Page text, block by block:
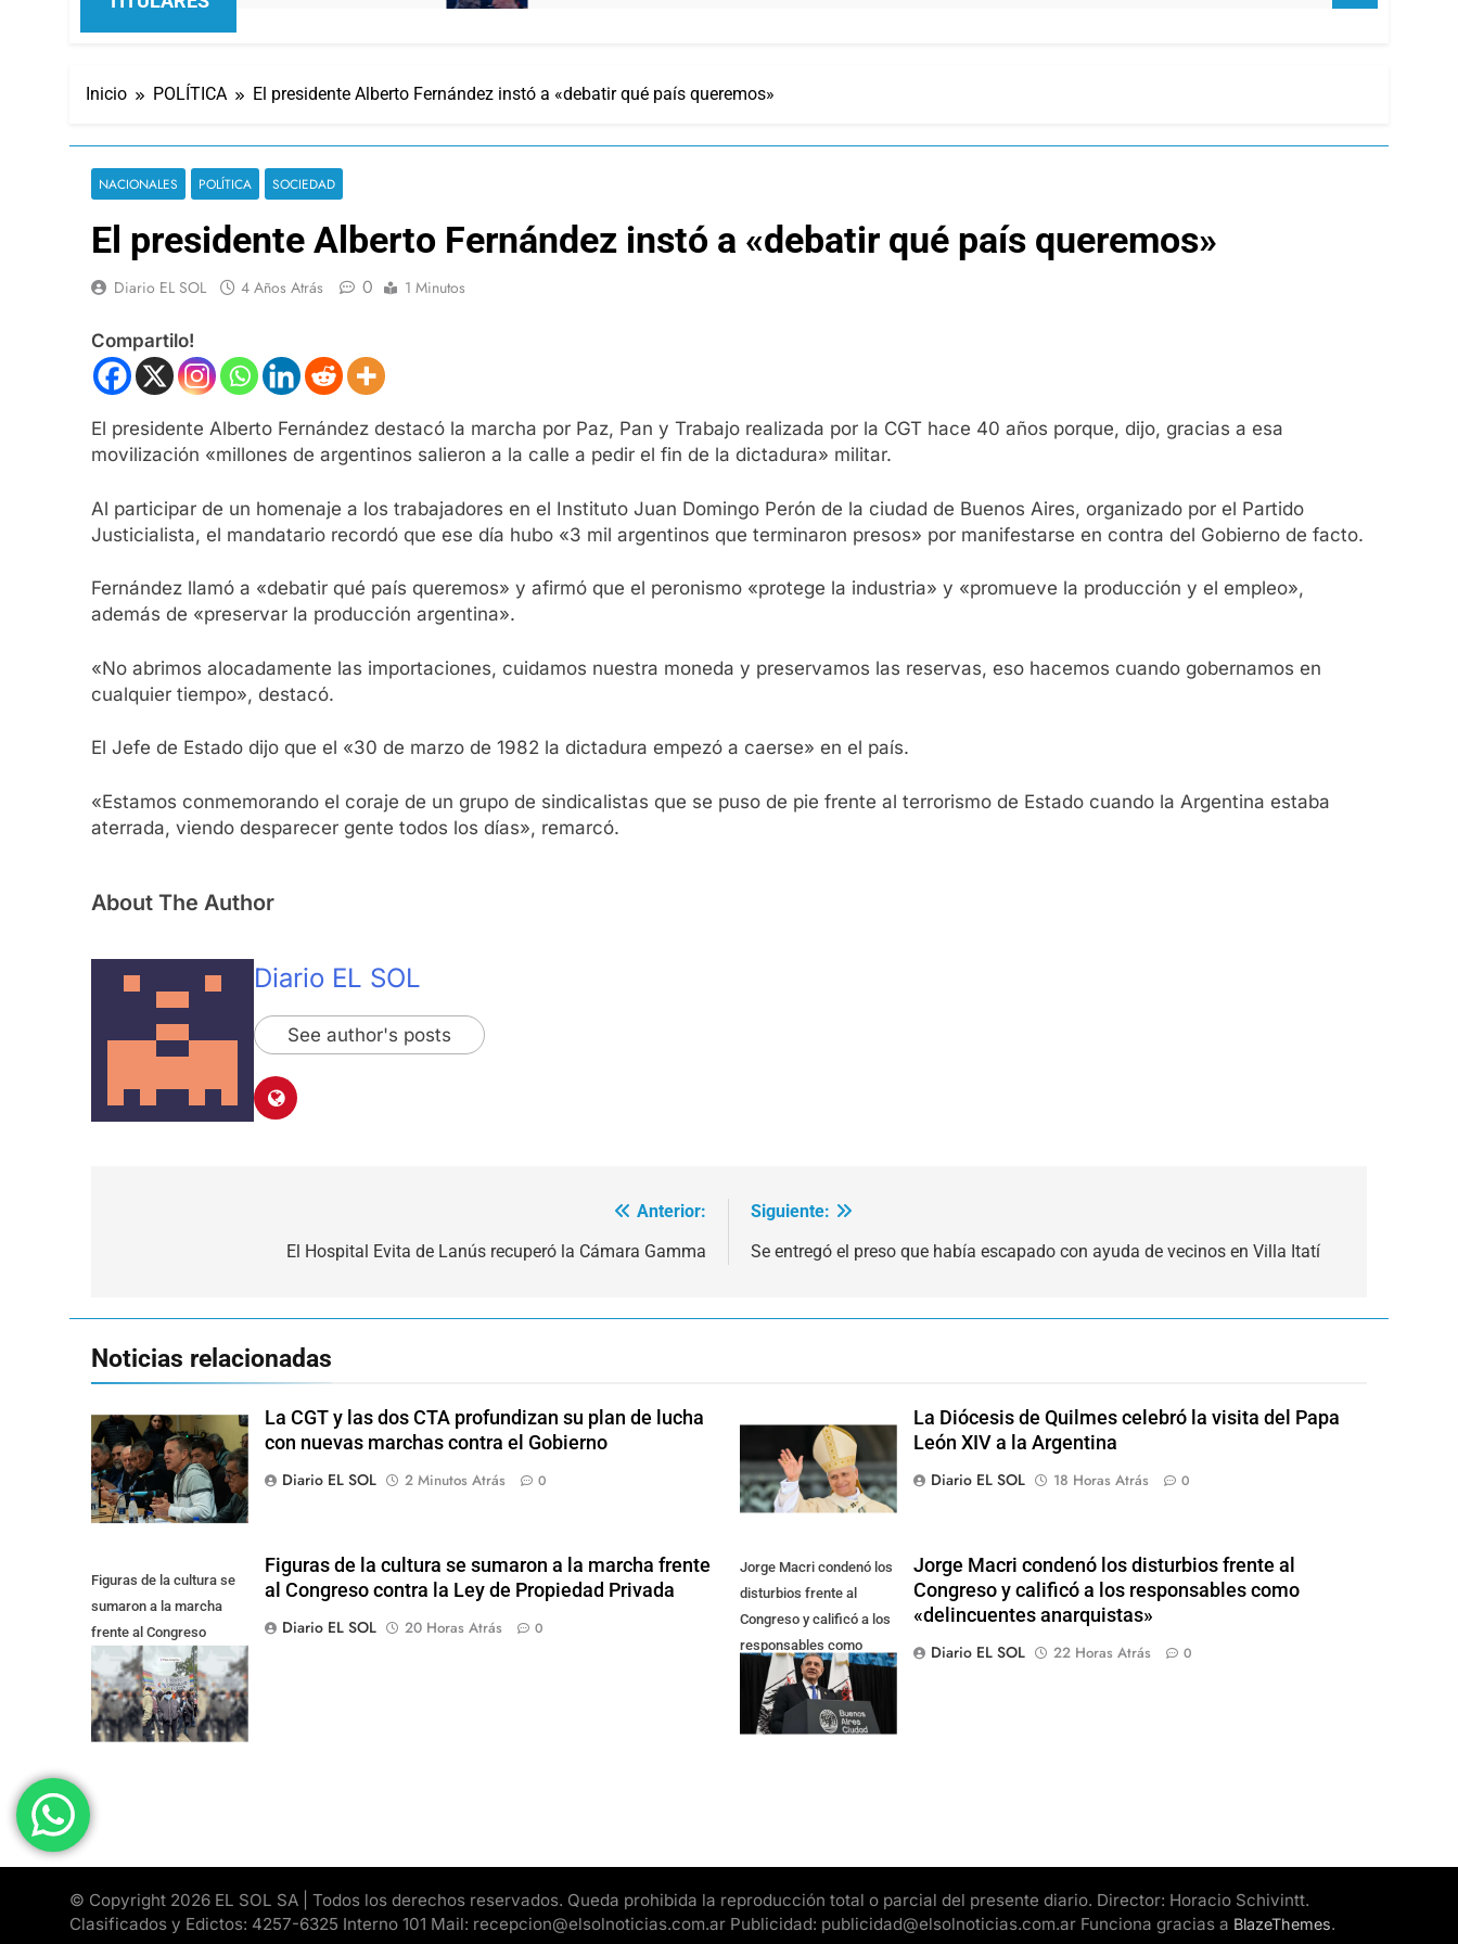
Inicio POLÍTICA El presidente Alberto Fernández instó a «debatir qué país queremos»
NACIONALES POLÍTICA SOCIEDAD
El presidente Alberto Fernández instó a «debatir qué país queremos»
Diario EL SOL 4 Años Atrás 0 1 Minutos
Compartilo!
El presidente Alberto Fernández destacó la marcha por Paz, Pan y Trabajo realizada por la CGT hace 40 años porque, dijo, gracias a esa
movilización «millones de argentinos salieron a la calle a pedir el fin de la dictadura» militar.
Al participar de un homenaje a los trabajadores en el Instituto Juan Domingo Perón de la ciudad de Buenos Aires, organizado por el Partido
Justicialista, el mandatario recordó que ese día hubo «3 mil argentinos que terminaron presos» por manifestarse en contra del Gobierno de facto.
Fernández llamó a «debatir qué país queremos» y afirmó que el peronismo «protege la industria» y «promueve la producción y el empleo»,
además de «preservar la producción argentina».
«No abrimos alocadamente las importaciones, cuidamos nuestra moneda y preservamos las reservas, eso hacemos cuando gobernamos en
cualquier tiempo», destacó.
El Jefe de Estado dijo que el «30 de marzo de 1982 la dictadura empezó a caerse» en el país.
«Estamos conmemorando el coraje de un grupo de sindicalistas que se puso de pie frente al terrorismo de Estado cuando la Argentina estaba
aterrada, viendo desparecer gente todos los días», remarcó.
About The Author
Diario EL SOL
See author's posts
Anterior:
El Hospital Evita de Lanús recuperó la Cámara Gamma
Siguiente:
Se entregó el preso que había escapado con ayuda de vecinos en Villa Itatí
Noticias relacionadas
La CGT y las dos CTA profundizan su plan de lucha
con nuevas marchas contra el Gobierno
Diario EL SOL
2 Minutos Atrás 0
La Diócesis de Quilmes celebró la visita del Papa
León XIV a la Argentina
Diario EL SOL
18 Horas Atrás 0
Figuras de la cultura se
sumaron a la marcha
frente al Congreso
contra la Ley de
Propiedad Privada
Figuras de la cultura se sumaron a la marcha frente
al Congreso contra la Ley de Propiedad Privada
Diario EL SOL
20 Horas Atrás 0
Jorge Macri condenó los
disturbios frente al
Congreso y calificó a los
responsables como
"delincuentes
anarquistas"
Jorge Macri condenó los disturbios frente al
Congreso y calificó a los responsables como
«delincuentes anarquistas»
Diario EL SOL
22 Horas Atrás 0
© Copyright 2026 EL SOL SA | Todos los derechos reservados. Queda prohibida la reproducción total o parcial del presente diario. Director: Horacio Schivintt.
Clasificados y Edictos: 4257-6325 Interno 101 Mail: recepcion@elsolnoticias.com.ar Publicidad: publicidad@elsolnoticias.com.ar Funciona gracias a BlazeThemes.